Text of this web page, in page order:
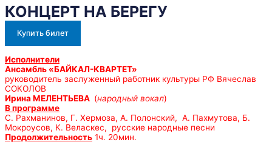
КОНЦЕРТ НА БЕРЕГУ
Купить билет
Исполнители
Ансамбль «БАЙКАЛ-КВАРТЕТ»
руководитель заслуженный работник культуры РФ Вячеслав
СОКОЛОВ
Ирина МЕЛЕНТЬЕВА (народный вокал)
В программе
С. Рахманинов, Г. Хермоза, А. Полонский, А. Пахмутова, Б.
Мокроусов, К. Веласкес, русские народные песни
Продолжительность 1ч. 20мин.